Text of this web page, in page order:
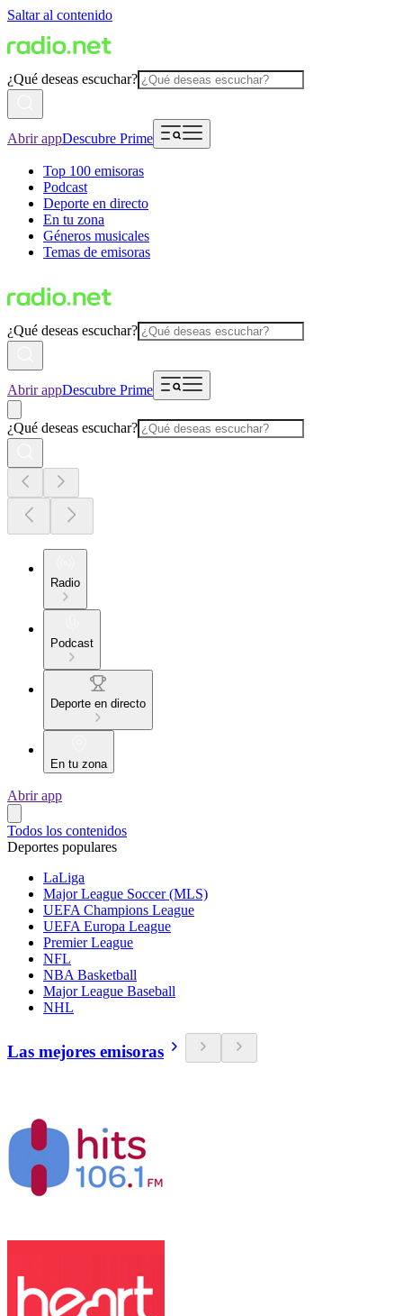
Saltar al contenido
¿Qué deseas escuchar?
Abrir appDescubre Prime
Top 100 emisoras
Podcast
Deporte en directo
En tu zona
Géneros musicales
Temas de emisoras
¿Qué deseas escuchar?
Abrir appDescubre Prime
¿Qué deseas escuchar?
Radio
Podcast
Deporte en directo
En tu zona
Abrir app
Todos los contenidos
Deportes populares
LaLiga
Major League Soccer (MLS)
UEFA Champions League
UEFA Europa League
Premier League
NFL
NBA Basketball
Major League Baseball
NHL
Las mejores emisoras